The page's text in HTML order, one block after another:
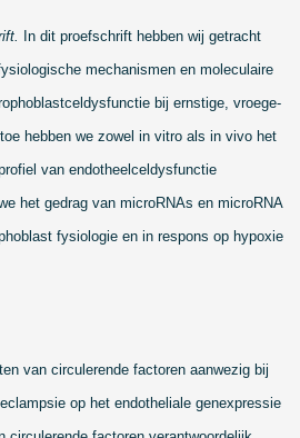
In dit proefschrift hebben wij getracht
mechanismen en moleculaire
bij ernstige, vroege-
hebben we zowel in vitro als in vivo het
van endotheelceldysfunctie
het gedrag van microRNAs en microRNA
fysiologie en in respons op hypoxie
van circulerende factoren aanwezig bij
op het endotheliale genexpressie